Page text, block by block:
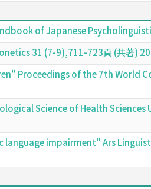
of Japanese
31 (7-9),711-723頁 (共著)
Proceedings of the 7th World
Science of Health Sciences
impairment" Ars